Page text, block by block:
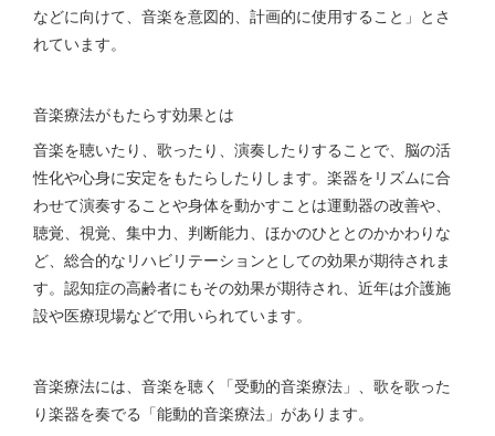
などに向けて、音楽を意図的、計画的に使用すること」とさ
れています。
音楽療法がもたらす効果とは
音楽を聴いたり、歌ったり、演奏したりすることで、脳の活
性化や心身に安定をもたらしたりします。楽器をリズムに合
わせて演奏することや身体を動かすことは運動器の改善や、
聴覚、視覚、集中力、判断能力、ほかのひととのかかわりな
ど、総合的なリハビリテーションとしての効果が期待されま
す。認知症の高齢者にもその効果が期待され、近年は介護施
設や医療現場などで用いられています。
音楽療法には、音楽を聴く「受動的音楽療法」、歌を歌った
り楽器を奏でる「能動的音楽療法」があります。